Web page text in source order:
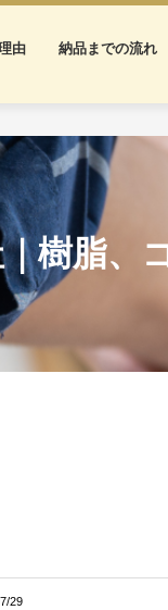
由 納品までの流れ
樹脂、
29